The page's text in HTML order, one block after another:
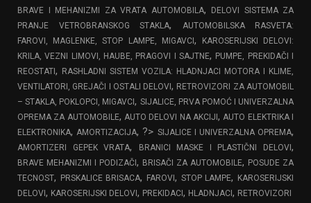
BRAVE I MEHANIZMI ZA VRATA AUTOMOBILA,
DELOVI SISTEMA ZA
PRANJE VETROBRANSKOG STAKLA,
AUTOMOBILSKA RASVETA:
FAROVI, MAGLENKE, STOP LAMPE, MIGAVCI,
KAROSERIJSKI DELOVI:
KRILA, VEZNI LIMOVI, HAUBE, PRAGOVI I SAJTNE, PUMPE, PREKIDAČI I
REOSTATI, RASHLADNI SISTEM VOZILA: HLADNJACI MOTORA I KLIME,
VENTILATORI, GREJAČI I OSTALI DELOVI, RETROVIZORI ZA AUTOMOBIL
– STAKLA, POKLOPCI, MIGAVCI, SIJALICE, PRVA POMOĆ I UNIVERZALNA
OPREMA ZA AUTOMOBILE, AUTO DELOVI NA AKCIJI, AUTO ELEKTRIKA I
ELEKTRONIKA, AMORTIZACIJA, ?> SIJALICE I UNIVERZALNA OPREMA,
AMORTIZERI GEPEK VRATA, BRANICI MASKE I PLASTIČNI DELOVI,
BRAVE MEHANIZMI I PODIZAČI, BRISAČI ZA AUTOMOBILE, POSUDE ZA
TECNOST, PRSKALICE BRISACA, FAROVI, STOP LAMPE, KAROSERIJSKI
DELOVI, KAROSERIJSKI DELOVI, PREKIDACI, HLADNJACI, RETROVIZORI